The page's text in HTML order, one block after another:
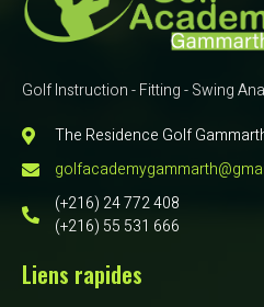
Golf Instruction - Fitting - Swing
The Residence Golf
(+216) 24 772 408
(+216) 55 531 666
Liens rapides